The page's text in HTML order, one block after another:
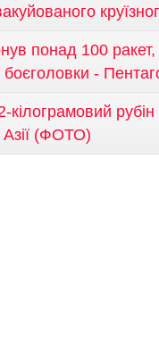
понад 100
боєголовки -
кілограмовий
Азії (ФОТО)